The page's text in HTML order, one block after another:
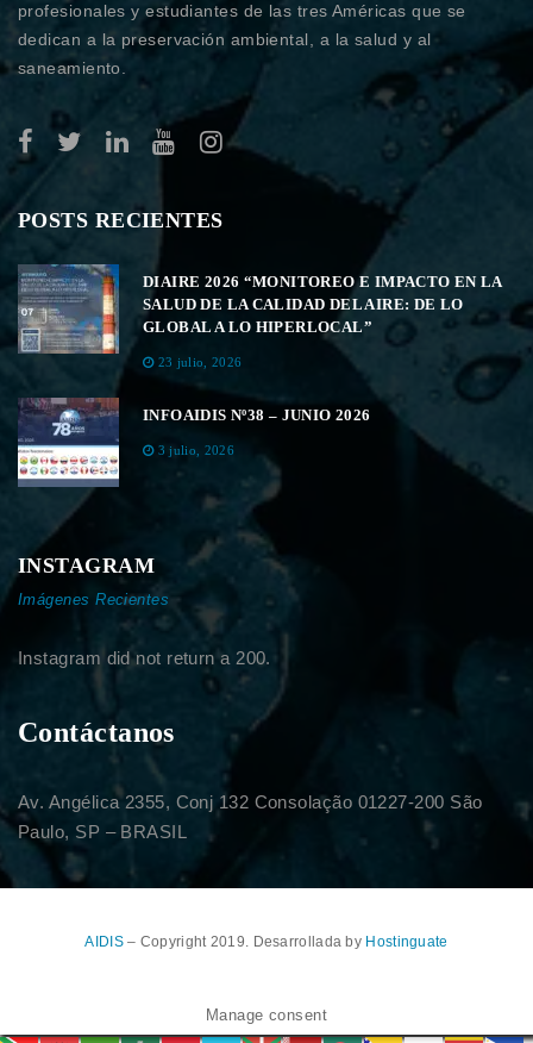
profesionales y estudiantes de las tres Américas que se
dedican a la preservación ambiental, a la salud y al
saneamiento.
POSTS RECIENTES
DIAIRE 2026 “MONITOREO E IMPACTO EN LA
SALUD DE LA CALIDAD DEL AIRE: DE LO
GLOBAL A LO HIPERLOCAL”
23 julio, 2026
INFOAIDIS Nº38 – JUNIO 2026
3 julio, 2026
INSTAGRAM
Imágenes Recientes
Instagram did not return a 200.
Contáctanos
Av. Angélica 2355, Conj 132 Consolação 01227-200 São
Paulo, SP – BRASIL
AIDIS– Copyright 2019. Desarrollada by Hostinguate
Manage consent